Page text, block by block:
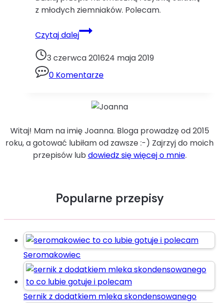
z młodych ziemniaków. Polecam.
Czytaj dalejSałatka
ziemniaczanajajka
ogórek
sałatka
3 czerwca 201624 maja 2019
0 Komentarze
Witaj! Mam na imię Joanna. Bloga prowadzę od 2015
roku, a gotować lubiłam od zawsze :-) Zajrzyj do moich
przepisów lub dowiedz się więcej o mnie.
Popularne przepisy
Seromakowiec
Sernik z dodatkiem mleka skondensowanego